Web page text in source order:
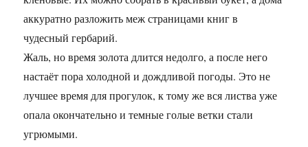
аккуратно разложить меж страницами книг в
чудесный гербарий.
Жаль, но время золота длится недолго, а после него
настаёт пора холодной и дождливой погоды. Это не
лучшее время для прогулок, к тому же вся листва уже
опала окончательно и темные голые ветки стали
угрюмыми.